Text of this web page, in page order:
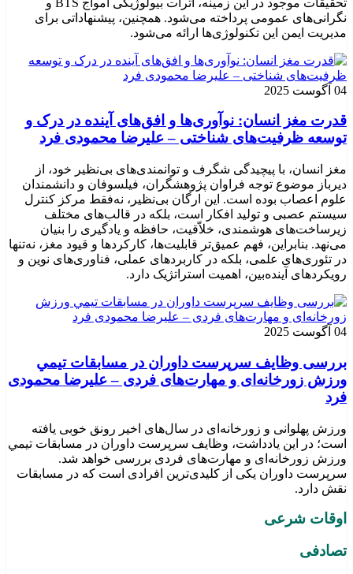
نگرانی‌های عمومی پرداخته می‌شود. همچنین، پیشنهاداتی برای
مدیریت ایمن این تکنولوژی‌ها ارائه می‌شود.
04 آگوست 2025
قدرت مغز انسان: نوآوری‌ها و افق‌های آینده در درک و
توسعه ظرفیت‌های شناختی – علیرضا محمودی فرد
مغز انسان، با پیچیدگی شگرف و توانمندی‌های بی‌نظیر خود، از
دیرباز موضوع توجه فراوان پژوهشگران، فیلسوفان و دانشمندان
علوم اعصاب بوده است. این ارگان بی‌نظیر، نه‌فقط مرکز کنترل
سیستم عصبی و تولید افکار است، بلکه در قالب‌های مختلف
زیرساخت‌های هوشمندی، خلاّقیت، حافظه و یادگیری را بنیان
می‌نهد. بنابراین، فهم عمیق‌تر قابلیت‌ها، کارکردها و قیود مغز، نه‌تنها
در تئوری‌های علمی، بلکه در کاربردهای عملی، فناوری‌های نوین و
رویکردهای آینده‌بین، اهمیت استراتژیک دارد.
04 آگوست 2025
بررسی وظايف سرپرست داوران در مسابقات تیمي
ورزش زورخانه‌ای و مهارت‌های فردی – علیرضا محمودی
فرد
ورزش پهلوانی و زورخانه‌ای در سال‌های اخیر رونق خوبی یافته
است؛ در این یادداشت، وظایف سرپرست داوران در مسابقات تیمي
ورزش زورخانه‌ای و مهارت‌های فردی بررسی خواهد شد.
سرپرست داوران یکی از کلیدی‌ترین افرادی است که در مسابقات
نقش دارد.
اوقات شرعی
تصادفی